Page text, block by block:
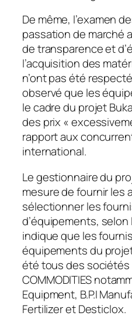
De même, l’examen
passation de marché
de transparence et
l’acquisition des
n’ont pas été
observé que les
le cadre du projet
des prix «
rapport aux
international.
Le gestionnaire du
mesure de fournir les
sélectionner les
d’équipements, selon
indique que les
équipements du
été tous des sociétés
COMMODITIES
Equipment, B.P.I
Fertilizer et Desticlox.